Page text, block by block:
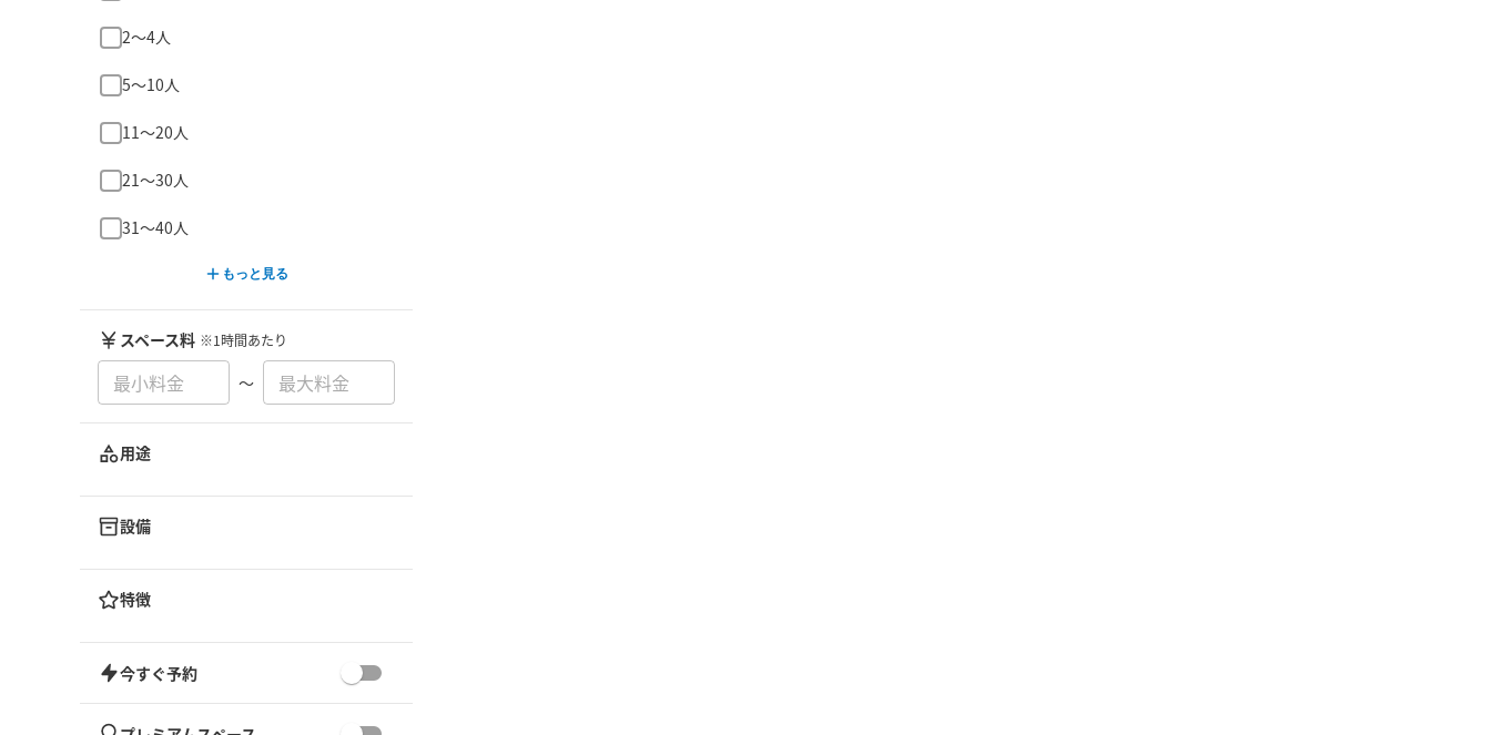
2〜4人
5〜10人
11〜20人
21〜30人
31〜40人
もっと見る
スペース料 ※1時間あたり
〜
用途
設備
特徴
今すぐ予約